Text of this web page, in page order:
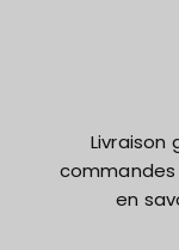
Livraison
commandes
en